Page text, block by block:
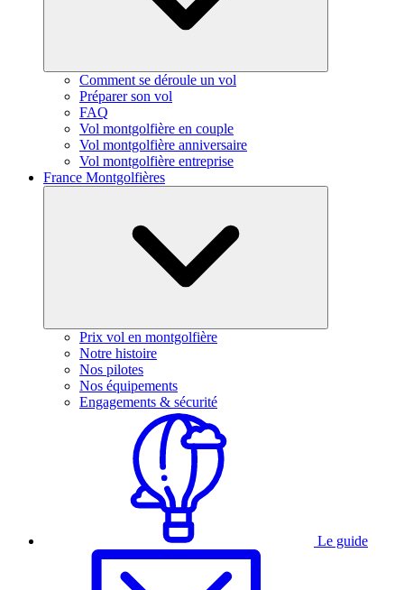
Comment se déroule un vol
Préparer son vol
FAQ
Vol montgolfière en couple
Vol montgolfière anniversaire
Vol montgolfière entreprise
France Montgolfières
Prix vol en montgolfière
Notre histoire
Nos pilotes
Nos équipements
Engagements & sécurité
Le guide